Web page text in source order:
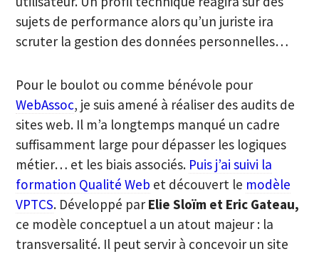
sujets de performance alors qu’un juriste ira
scruter la gestion des données personnelles…
Pour le boulot ou comme bénévole pour
WebAssoc, je suis amené à réaliser des audits de
sites web. Il m’a longtemps manqué un cadre
suffisamment large pour dépasser les logiques
métier… et les biais associés. Puis j’ai suivi la
formation Qualité Web et découvert le modèle
VPTCS. Développé par Elie Sloïm et Eric Gateau,
ce modèle conceptuel a un atout majeur : la
transversalité. Il peut servir à concevoir un site